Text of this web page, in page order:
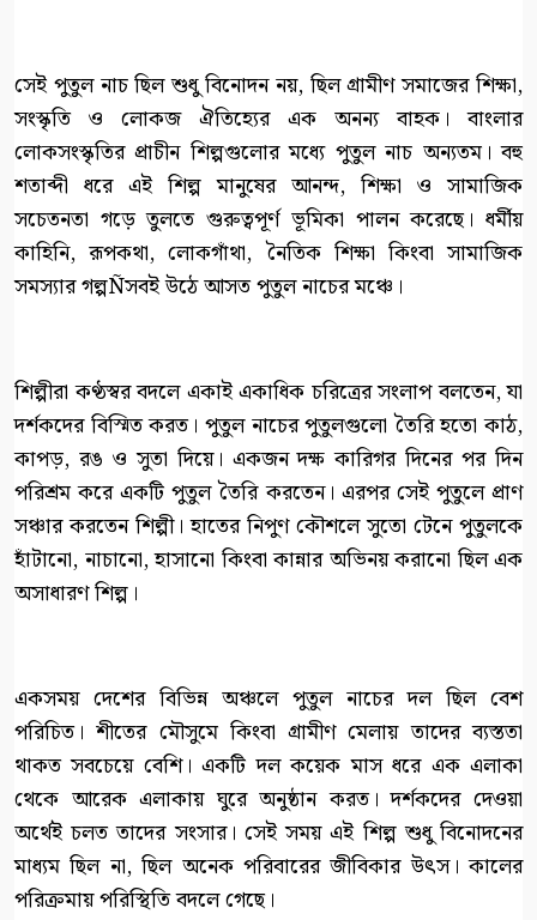
সেই পুতুল নাচ ছিল শুধু বিনোদন নয়, ছিল গ্রামীণ সমাজের শিক্ষা,
সংস্কৃতি ও লোকজ ঐতিহ্যের এক অনন্য বাহক। বাংলার
লোকসংস্কৃতির প্রাচীন শিল্পগুলোর মধ্যে পুতুল নাচ অন্যতম। বহু
শতাব্দী ধরে এই শিল্প মানুষের আনন্দ, শিক্ষা ও সামাজিক
সচেতনতা গড়ে তুলতে গুরুত্বপূর্ণ ভূমিকা পালন করেছে। ধর্মীয়
কাহিনি, রূপকথা, লোকগাঁথা, নৈতিক শিক্ষা কিংবা সামাজিক
সমস্যার গল্পÑসবই উঠে আসত পুতুল নাচের মঞ্চে।
শিল্পীরা কণ্ঠস্বর বদলে একাই একাধিক চরিত্রের সংলাপ বলতেন, যা
দর্শকদের বিস্মিত করত। পুতুল নাচের পুতুলগুলো তৈরি হতো কাঠ,
কাপড়, রঙ ও সুতা দিয়ে। একজন দক্ষ কারিগর দিনের পর দিন
পরিশ্রম করে একটি পুতুল তৈরি করতেন। এরপর সেই পুতুলে প্রাণ
সঞ্চার করতেন শিল্পী। হাতের নিপুণ কৌশলে সুতো টেনে পুতুলকে
হাঁটানো, নাচানো, হাসানো কিংবা কান্নার অভিনয় করানো ছিল এক
অসাধারণ শিল্প।
একসময় দেশের বিভিন্ন অঞ্চলে পুতুল নাচের দল ছিল বেশ
পরিচিত। শীতের মৌসুমে কিংবা গ্রামীণ মেলায় তাদের ব্যস্ততা
থাকত সবচেয়ে বেশি। একটি দল কয়েক মাস ধরে এক এলাকা
থেকে আরেক এলাকায় ঘুরে অনুষ্ঠান করত। দর্শকদের দেওয়া
অর্থেই চলত তাদের সংসার। সেই সময় এই শিল্প শুধু বিনোদনের
মাধ্যম ছিল না, ছিল অনেক পরিবারের জীবিকার উৎস। কালের
পরিক্রমায় পরিস্থিতি বদলে গেছে।